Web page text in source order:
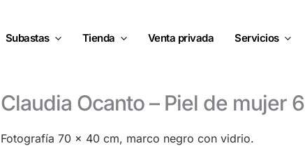
Subastas Tienda Venta privada Servicios
Claudia Ocanto – Piel de mujer 6
Fotografía 70 x 40 cm, marco negro con vidrio.